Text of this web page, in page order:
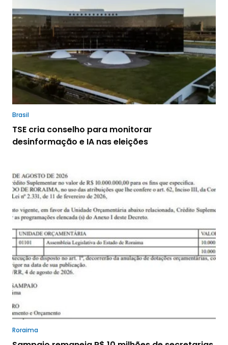
Brasil
TSE cria conselho para monitorar
desinformação e IA nas eleições
Roraima